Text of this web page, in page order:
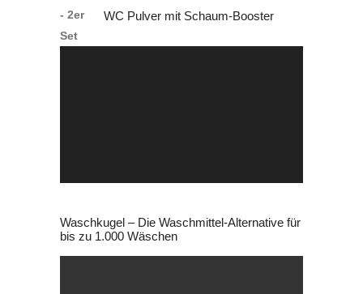
21,75 €9,90 €.
WC Pulver mit Schaum-Booster
Video-
Waschkugel – Die Waschmittel-Alternative für
bis zu 1.000 Wäschen